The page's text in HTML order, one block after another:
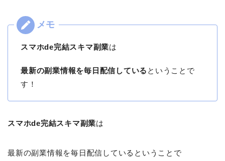
スマホde完結スキマ副業は
最新の副業情報を毎日配信している ということで
す！
スマホde完結スキマ副業は
最新の副業情報を毎日配信しているということで